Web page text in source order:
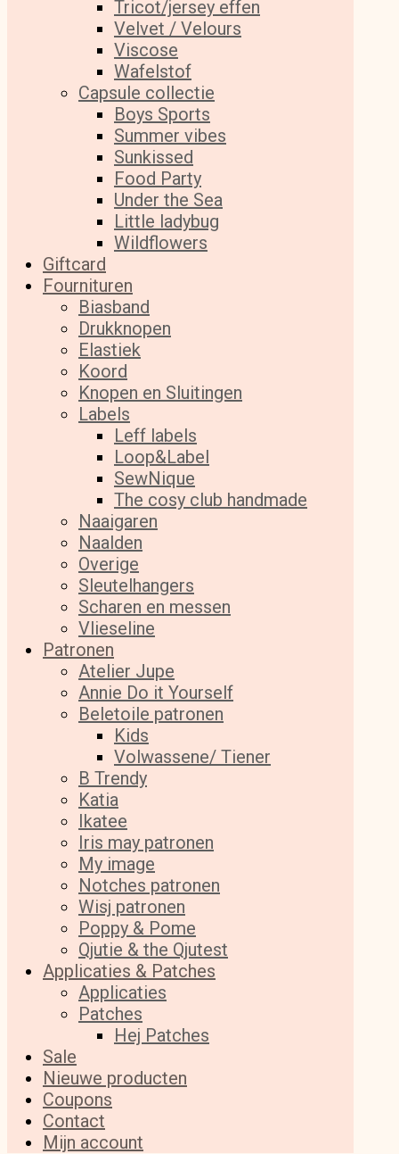
Tricot/jersey effen
Velvet / Velours
Viscose
Wafelstof
Capsule collectie
Boys Sports
Summer vibes
Sunkissed
Food Party
Under the Sea
Little ladybug
Wildflowers
Giftcard
Fournituren
Biasband
Drukknopen
Elastiek
Koord
Knopen en Sluitingen
Labels
Leff labels
Loop&Label
SewNique
The cosy club handmade
Naaigaren
Naalden
Overige
Sleutelhangers
Scharen en messen
Vlieseline
Patronen
Atelier Jupe
Annie Do it Yourself
Beletoile patronen
Kids
Volwassene/ Tiener
B Trendy
Katia
Ikatee
Iris may patronen
My image
Notches patronen
Wisj patronen
Poppy & Pome
Qjutie & the Qjutest
Applicaties & Patches
Applicaties
Patches
Hej Patches
Sale
Nieuwe producten
Coupons
Contact
Mijn account